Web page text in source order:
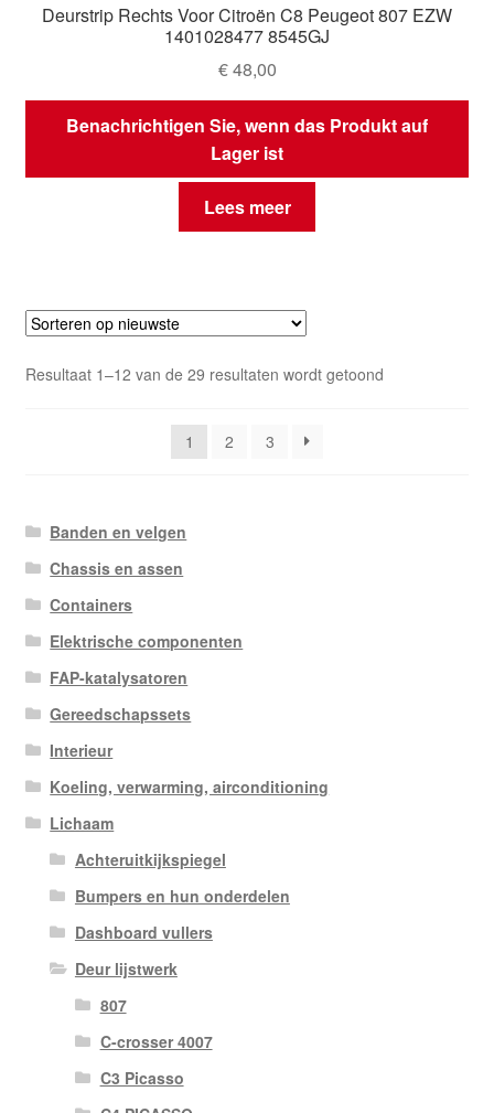
Deurstrip Rechts Voor Citroën C8 Peugeot 807 EZW
1401028477 8545GJ
€48,00
Benachrichtigen Sie, wenn das Produkt auf
Lager ist
Lees meer
Resultaat 1–12 van de 29 resultaten wordt getoondGesorteerd
1
2 3
Banden en velgen
Chassis en assen
Containers
Elektrische componenten
FAP-katalysatoren
Gereedschapssets
Interieur
Koeling, verwarming, airconditioning
Lichaam
Achteruitkijkspiegel
Bumpers en hun onderdelen
Dashboard vullers
Deur lijstwerk
807
C-crosser 4007
C3 Picasso